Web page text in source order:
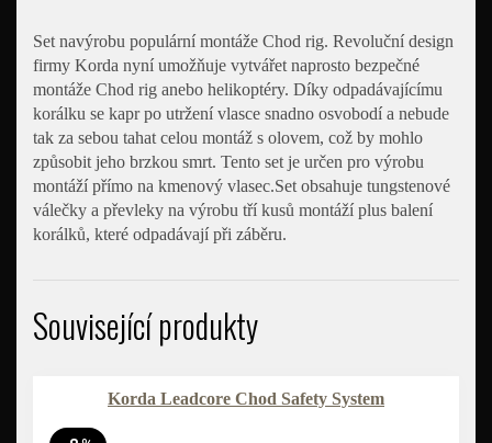
Set navýrobu populární montáže Chod rig. Revoluční design
firmy Korda nyní umožňuje vytvářet naprosto bezpečné
montáže Chod rig anebo helikoptéry. Díky odpadávajícímu
korálku se kapr po utržení vlasce snadno osvobodí a nebude
tak za sebou tahat celou montáž s olovem, což by mohlo
způsobit jeho brzkou smrt. Tento set je určen pro výrobu
montáží přímo na kmenový vlasec.Set obsahuje tungstenové
válečky a převleky na výrobu tří kusů montáží plus balení
korálků, které odpadávají při záběru.
Související produkty
Korda Leadcore Chod Safety System